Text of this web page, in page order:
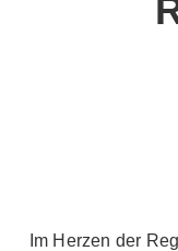
Im Herzen der